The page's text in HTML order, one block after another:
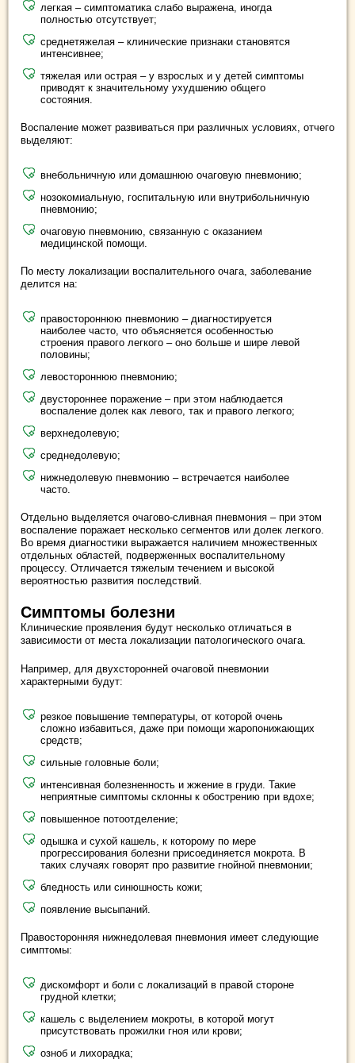
легкая – симптоматика слабо выражена, иногда
полностью отсутствует;
среднетяжелая – клинические признаки становятся
интенсивнее;
тяжелая или острая – у взрослых и у детей симптомы
приводят к значительному ухудшению общего
состояния.
Воспаление может развиваться при различных условиях, отчего
выделяют:
внебольничную или домашнюю очаговую пневмонию;
нозокомиальную, госпитальную или внутрибольничную
пневмонию;
очаговую пневмонию, связанную с оказанием
медицинской помощи.
По месту локализации воспалительного очага, заболевание
делится на:
правостороннюю пневмонию – диагностируется
наиболее часто, что объясняется особенностью
строения правого легкого – оно больше и шире левой
половины;
левостороннюю пневмонию;
двустороннее поражение – при этом наблюдается
воспаление долек как левого, так и правого легкого;
верхнедолевую;
среднедолевую;
нижнедолевую пневмонию – встречается наиболее
часто.
Отдельно выделяется очагово-сливная пневмония – при этом
воспаление поражает несколько сегментов или долек легкого.
Во время диагностики выражается наличием множественных
отдельных областей, подверженных воспалительному
процессу. Отличается тяжелым течением и высокой
вероятностью развития последствий.
Симптомы болезни
Клинические проявления будут несколько отличаться в
зависимости от места локализации патологического очага.
Например, для двухсторонней очаговой пневмонии
характерными будут:
резкое повышение температуры, от которой очень
сложно избавиться, даже при помощи жаропонижающих
средств;
сильные головные боли;
интенсивная болезненность и жжение в груди. Такие
неприятные симптомы склонны к обострению при вдохе;
повышенное потоотделение;
одышка и сухой кашель, к которому по мере
прогрессирования болезни присоединяется мокрота. В
таких случаях говорят про развитие гнойной пневмонии;
бледность или синюшность кожи;
появление высыпаний.
Правосторонняя нижнедолевая пневмония имеет следующие
симптомы:
дискомфорт и боли с локализаций в правой стороне
грудной клетки;
кашель с выделением мокроты, в которой могут
присутствовать прожилки гноя или крови;
озноб и лихорадка;